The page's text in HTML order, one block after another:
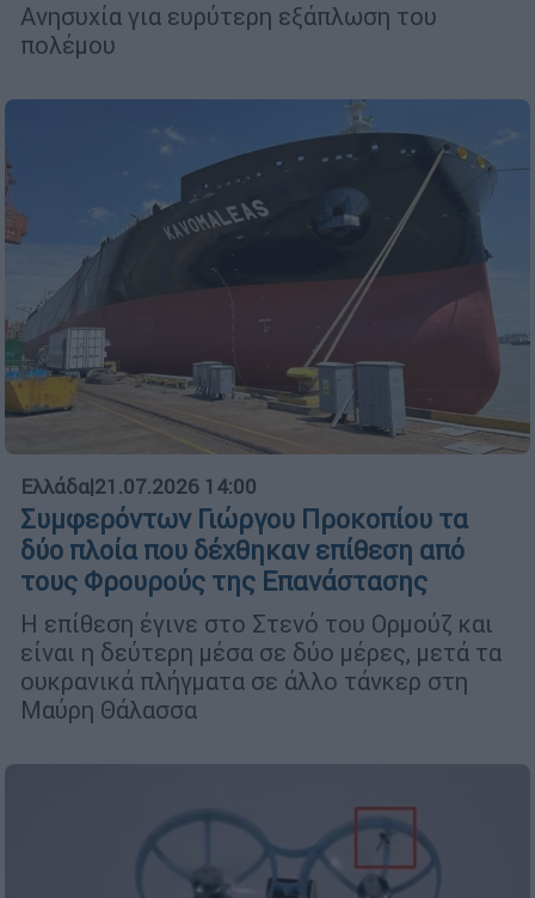
Ανησυχία για ευρύτερη εξάπλωση του
πολέμου
Ελλάδα|21.07.2026 14:00
Συμφερόντων Γιώργου Προκοπίου τα
δύο πλοία που δέχθηκαν επίθεση από
τους Φρουρούς της Επανάστασης
Η επίθεση έγινε στο Στενό του Ορμούζ και
είναι η δεύτερη μέσα σε δύο μέρες, μετά τα
ουκρανικά πλήγματα σε άλλο τάνκερ στη
Μαύρη Θάλασσα